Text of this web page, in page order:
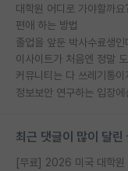
대학원 어디로 가야할까요
편애 하는 방법
졸업을 앞둔 박사수료생
이사이트가 처음엔 정말 도
커뮤니티는 다 쓰레기통이
최근 댓글이 많이 달린